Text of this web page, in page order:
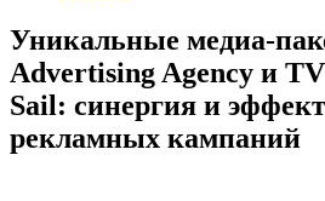
Уникальные медиа-
Advertising Agency и
Sail: синергия и
рекламных кампаний